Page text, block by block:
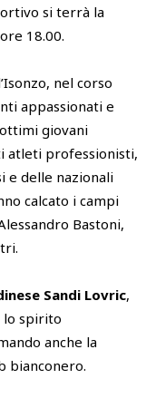
si terrà la
18.00.
nel corso
appassionati e
giovani
atleti professionisti,
e delle nazionali
calcato i campi
Bastoni,
Sandi Lovric,
lo spirito
anche la
bianconero.